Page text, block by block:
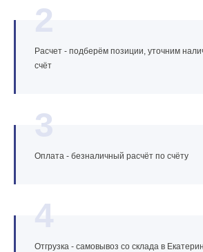
2
Расчет - подберём позиции, уточним
счёт
3
Оплата - безналичный расчёт по счёту
4
Отгрузка - самовывоз со склада в